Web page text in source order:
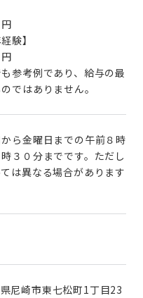
験】
参考例であり、給与の最
ではありません。
ら金曜日までの午前８時
３０分までです。ただし
は異なる場合があります
尼崎市東七松町1丁目23